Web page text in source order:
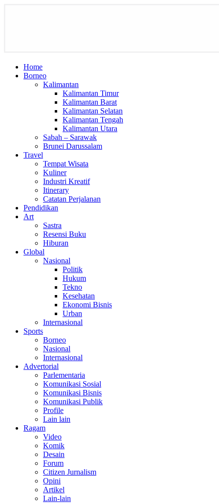
Home
Borneo
Kalimantan
Kalimantan Timur
Kalimantan Barat
Kalimantan Selatan
Kalimantan Tengah
Kalimantan Utara
Sabah – Sarawak
Brunei Darussalam
Travel
Tempat Wisata
Kuliner
Industri Kreatif
Itinerary
Catatan Perjalanan
Pendidikan
Art
Sastra
Resensi Buku
Hiburan
Global
Nasional
Politik
Hukum
Tekno
Kesehatan
Ekonomi Bisnis
Urban
Internasional
Sports
Borneo
Nasional
Internasional
Advertorial
Parlementaria
Komunikasi Sosial
Komunikasi Bisnis
Komunikasi Publik
Profile
Lain lain
Ragam
Video
Komik
Desain
Forum
Citizen Jurnalism
Opini
Artikel
Lain-lain